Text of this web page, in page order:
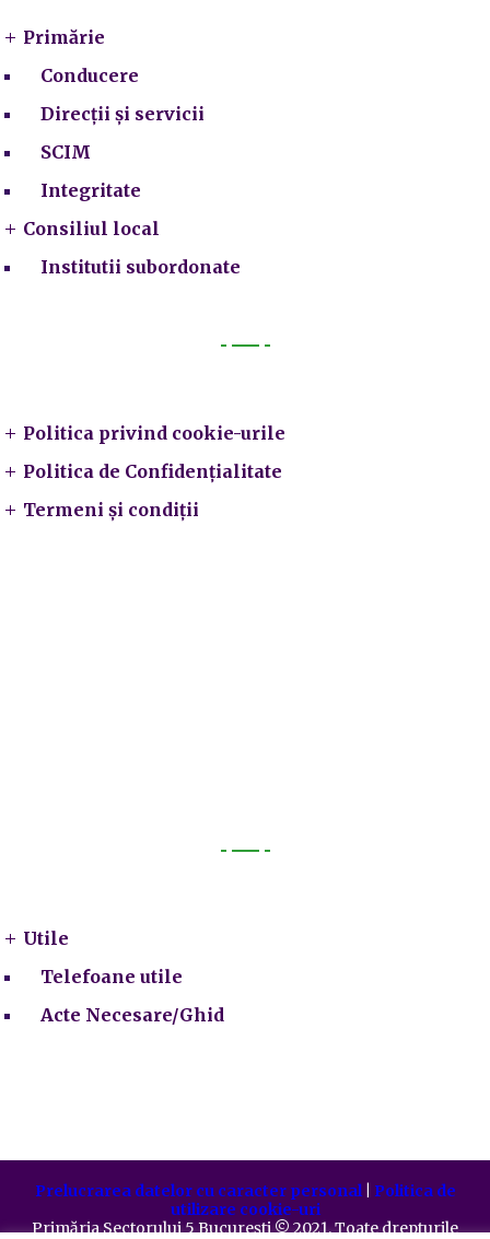
Primărie
Conducere
Direcții și servicii
SCIM
Integritate
Consiliul local
Institutii subordonate
Politica privind cookie-urile
Politica de Confidențialitate
Termeni și condiții
Utile
Telefoane utile
Acte Necesare/Ghid
Prelucrarea datelor cu caracter personal| Politica de
utilizare cookie-uri
Primăria Sectorului 5 București©️2021. Toate drepturile